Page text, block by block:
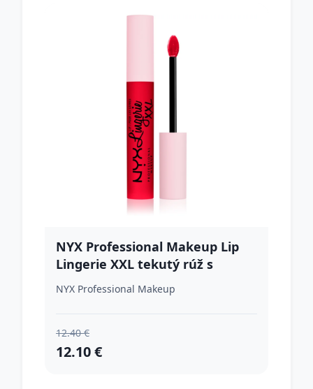
NYX Professional Makeup Lip
Lingerie XXL tekutý rúž s
matným finišom odtieň 28 -
NYX Professional Makeup
12.40 €
12.10 €